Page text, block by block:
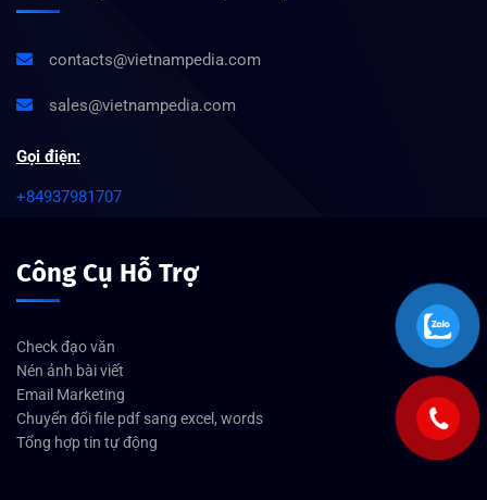
contacts@vietnampedia.com
sales@vietnampedia.com
Gọi điện:
+84937981707
Công Cụ Hỗ Trợ
Check đạo văn
Nén ảnh bài viết
Email Marketing
Chuyển đổi file pdf sang excel, words
Tổng hợp tin tự động